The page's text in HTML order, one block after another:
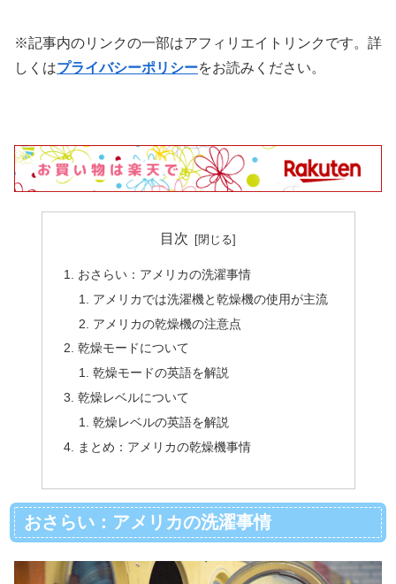
※記事内のリンクの一部はアフィリエイトリンクです。詳
しくはプライバシーポリシーをお読みください。
目次
おさらい：アメリカの洗濯事情
アメリカでは洗濯機と乾燥機の使用が主流
アメリカの乾燥機の注意点
乾燥モードについて
乾燥モードの英語を解説
乾燥レベルについて
乾燥レベルの英語を解説
まとめ：アメリカの乾燥機事情
おさらい：アメリカの洗濯事情